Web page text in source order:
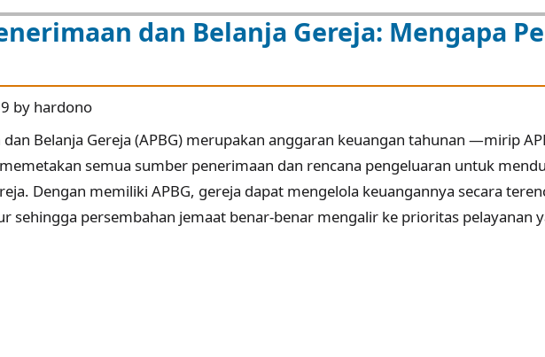
dan Belanja Gereja: Mengapa
by hardono
Belanja Gereja (APBG) merupakan anggaran keuangan tahunan —mirip
semua sumber penerimaan dan rencana pengeluaran untuk
Dengan memiliki APBG, gereja dapat mengelola keuangannya secara
sehingga persembahan jemaat benar-benar mengalir ke prioritas pelayanan